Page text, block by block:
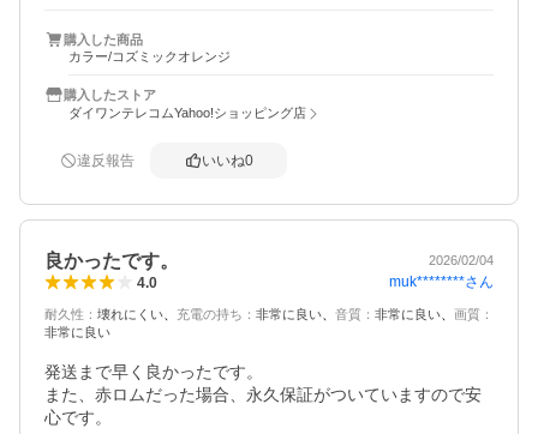
購入した商品
カラー/コズミックオレンジ
購入したストア
ダイワンテレコムYahoo!ショッピング店
違反報告 いいね0
良かったです。 2026/02/04
4.0 muk********さん
耐久性 ： 壊れにくい 充電の持ち ： 非常に良い 音質 ： 非常に良い 画質 ：
非常に良い
発送まで早く良かったです。
また、赤ロムだった場合、永久保証がついていますので安